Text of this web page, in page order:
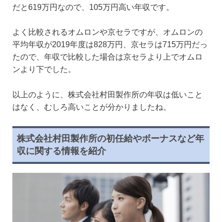
だと619万円なので、105万円高い年収です。
よく比較されるオムロンや京セラですが、オムロンの
平均年収が2019年度は828万円、京セラは715万円だっ
たので、年収で比較した場合は京セラより上でオムロ
ンより下でした。
以上のように、株式会社村田製作所の年収は低いこと
はなく、むしろ高いことが分かりましたね。
株式会社村田製作所の初任給やボーナスなど年
収に関する情報を紹介